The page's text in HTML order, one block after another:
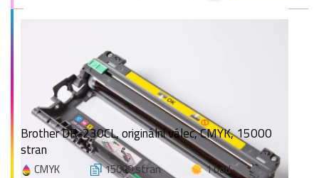
Brother DR-230CL, originální válec, CMYK, 15000
stran
CMYK 15000 stran
1 bod